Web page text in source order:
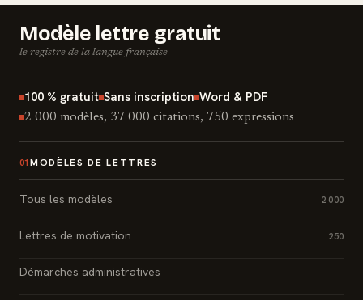
Modèle lettre gratuit
le registre de la langue française
100 % gratuit Sans inscription Word & PDF
2 000 modèles, 37 000 citations, 750 expressions
01 MODÈLES DE LETTRES
Tous les modèles 2 000
Lettres de motivation 250
Démarches administratives